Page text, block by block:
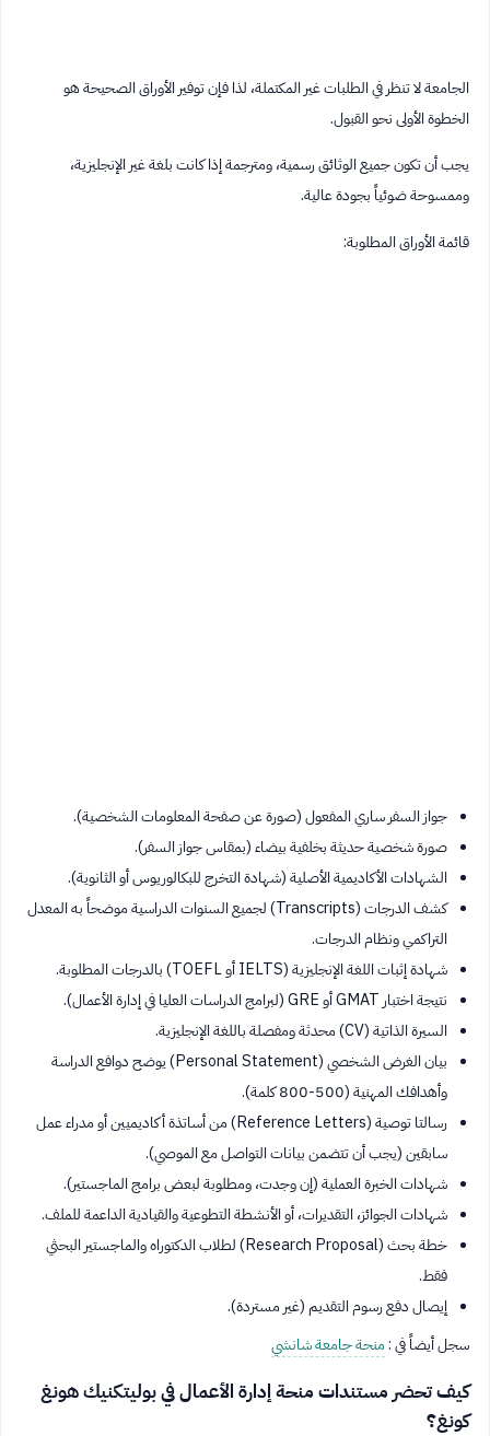
الجامعة لا تنظر في الطلبات غير المكتملة، لذا فإن توفير الأوراق الصحيحة هو
الخطوة الأولى نحو القبول.
يجب أن تكون جميع الوثائق رسمية، ومترجمة إذا كانت بلغة غير الإنجليزية،
وممسوحة ضوئياً بجودة عالية.
قائمة الأوراق المطلوبة:
جواز السفر ساري المفعول (صورة عن صفحة المعلومات الشخصية).
صورة شخصية حديثة بخلفية بيضاء (بمقاس جواز السفر).
الشهادات الأكاديمية الأصلية (شهادة التخرج للبكالوريوس أو الثانوية).
كشف الدرجات (Transcripts) لجميع السنوات الدراسية موضحاً به المعدل
التراكمي ونظام الدرجات.
شهادة إثبات اللغة الإنجليزية (IELTS أو TOEFL) بالدرجات المطلوبة.
نتيجة اختبار GMAT أو GRE (لبرامج الدراسات العليا في إدارة الأعمال).
السيرة الذاتية (CV) محدثة ومفصلة باللغة الإنجليزية.
بيان الغرض الشخصي (Personal Statement) يوضح دوافع الدراسة
وأهدافك المهنية (500-800 كلمة).
رسالتا توصية (Reference Letters) من أساتذة أكاديميين أو مدراء عمل
سابقين (يجب أن تتضمن بيانات التواصل مع الموصي).
شهادات الخبرة العملية (إن وجدت، ومطلوبة لبعض برامج الماجستير).
شهادات الجوائز، التقديرات، أو الأنشطة التطوعية والقيادية الداعمة للملف.
خطة بحث (Research Proposal) لطلاب الدكتوراه والماجستير البحثي
فقط.
إيصال دفع رسوم التقديم (غير مستردة).
سجل أيضاً في :منحة جامعة شانشي
كيف تحضر مستندات منحة إدارة الأعمال في بوليتكنيك هونغ
كونغ؟